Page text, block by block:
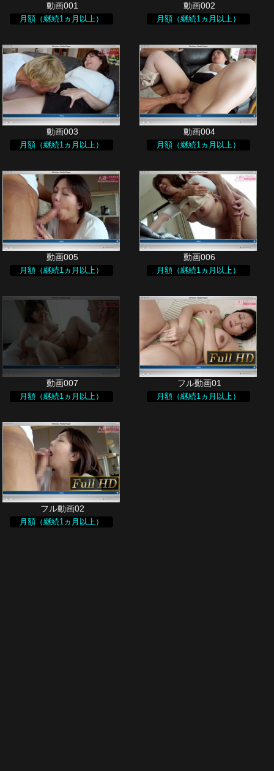
月額（継続1ヵ月以上） 月額（継続1ヵ月以上）
月額（継続1ヵ月以上） 月額（継続1ヵ月以上）
月額（継続1ヵ月以上） 月額（継続1ヵ月以上）
月額（継続1ヵ月以上） 月額（継続1ヵ月以上）
月額（継続1ヵ月以上）